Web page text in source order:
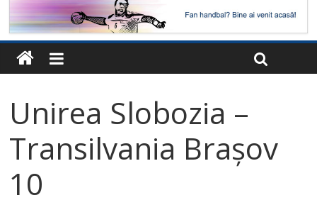
Unirea Slobozia –
Transilvania Brașov
10